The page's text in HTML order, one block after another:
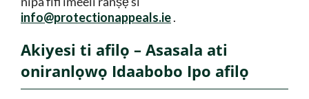
info@protectionappeals.ie.
Akiyesi ti afilọ – Asasala ati
oniranlọwọ Idaabobo Ipo afilọ